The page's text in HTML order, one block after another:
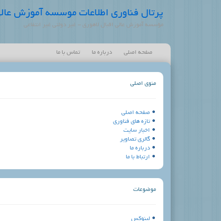
پرتال فناوری اطلاعات موسسه آموزش
مؤسسه آموزش عالی اقبال لاهوری - غیر دولتی غیر انتفاعی
صفحه اصلی درباره ما تماس با ما
منوی اصلی
صفحه اصلی
تازه های فناوری
اخبار سایت
گالری تصاویر
درباره ما
ارتباط با ما
موضوعات
لینوکس